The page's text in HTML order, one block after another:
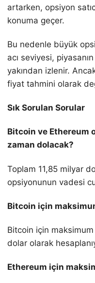
artarken, opsiyon
konuma geçer.
Bu nedenle büyük
acı seviyesi,
yakından izlenir.
fiyat tahmini olarak
Sık Sorulan Sorular
Bitcoin ve Ethereum
zaman dolacak?
Toplam 11,85 milyar
opsiyonunun vadesi
Bitcoin için
Bitcoin için
dolar olarak
Ethereum için